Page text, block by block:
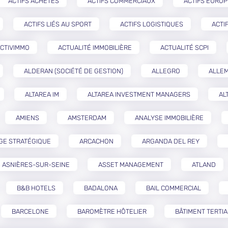
ACTIFS LIÉS AU SPORT ACTIFS LOGISTIQUES
ACTUALITÉ IMMOBILIÈRE ACTUALITÉ SCPI
ALDERAN (SOCIÉTÉ DE GESTION) ALLEGRO
ALTAREA IM ALTAREA INVESTMENT MANAGERS
AMIENS AMSTERDAM ANALYSE IMMOBILIÈRE
STRATÉGIQUE ARCACHON ARGANDA DEL REY
ASNIÈRES-SUR-SEINE ASSET MANAGEMENT ATLAND
B&B HOTELS BADALONA BAIL COMMERCIAL
BARCELONE BAROMÈTRE HÔTELIER BÂTIMENT